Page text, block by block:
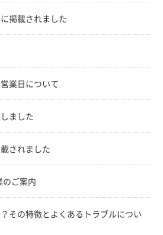
掲載されました
業日について
ました
されました
ご案内
その特徴とよくあるトラブルについ